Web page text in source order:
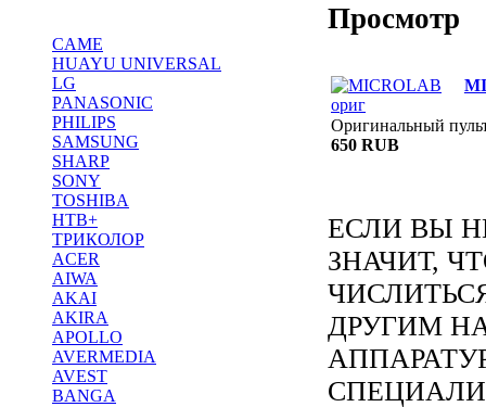
CAME
HUAYU UNIVERSAL
LG
PANASONIC
PHILIPS
SAMSUNG
SHARP
SONY
TOSHIBA
НТВ+
ТРИКОЛОР
ACER
AIWA
AKAI
AKIRA
APOLLO
AVERMEDIA
AVEST
BANGA
Просмотр
Оригинальный
650 RUB
ЕСЛИ ВЫ
ЗНАЧИТ,
ДРУГИМ